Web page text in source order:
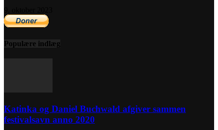
Populære indlæg
Katinka og Daniel Buchwald afgiver sammen
festivalsavn anno 2020